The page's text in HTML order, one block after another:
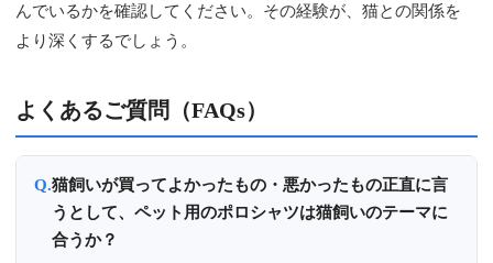
んでいるかを確認してください。その経験が、猫との関係を
より深くするでしょう。
よくあるご質問（FAQs）
猫飼いが買ってよかったもの・悪かったもの正直に言
うとして、ペット用のポロシャツは猫飼いのテーマに
合うか？